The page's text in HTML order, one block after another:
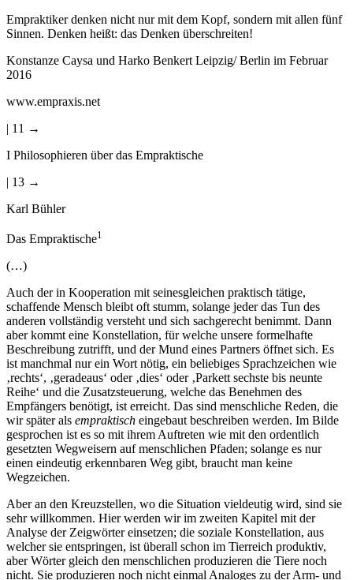
Empraktiker denken nicht nur mit dem Kopf, sondern mit allen fünf
Sinnen. Denken heißt: das Denken überschreiten!
Konstanze Caysa und Harko Benkert Leipzig/ Berlin im Februar
2016
www.empraxis.net
| 11 →
I Philosophieren über das Empraktische
| 13 →
Karl Bühler
Das Empraktische1
(…)
Auch der in Kooperation mit seinesgleichen praktisch tätige,
schaffende Mensch bleibt oft stumm, solange jeder das Tun des
anderen vollständig versteht und sich sachgerecht benimmt. Dann
aber kommt eine Konstellation, für welche unsere formelhafte
Beschreibung zutrifft, und der Mund eines Partners öffnet sich. Es
ist manchmal nur ein Wort nötig, ein beliebiges Sprachzeichen wie
‚rechts‘, ‚geradeaus‘ oder ‚dies‘ oder ‚Parkett sechste bis neunte
Reihe‘ und die Zusatzsteuerung, welche das Benehmen des
Empfängers benötigt, ist erreicht. Das sind menschliche Reden, die
wir später als empraktisch eingebaut beschreiben werden. Im Bilde
gesprochen ist es so mit ihrem Auftreten wie mit den ordentlich
gesetzten Wegweisern auf menschlichen Pfaden; solange es nur
einen eindeutig erkennbaren Weg gibt, braucht man keine
Wegzeichen.
Aber an den Kreuzstellen, wo die Situation vieldeutig wird, sind sie
sehr willkommen. Hier werden wir im zweiten Kapitel mit der
Analyse der Zeigwörter einsetzen; die soziale Konstellation, aus
welcher sie entspringen, ist überall schon im Tierreich produktiv,
aber Wörter gleich den menschlichen produzieren die Tiere noch
nicht. Sie produzieren noch nicht einmal Analoges zu der Arm- und